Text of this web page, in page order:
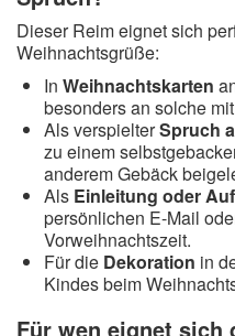
Dieser Reim eignet sich
Weihnachtsgrüße:
In Weihnachtskarten
besonders an solche
Als verspielterSpruch
zu einem
anderem Gebäck
Als Einleitung oder
persönlichen E-Mail
Vorweihnachtszeit.
Für die Dekoration in
Kindes beim
Für wen eignet sich